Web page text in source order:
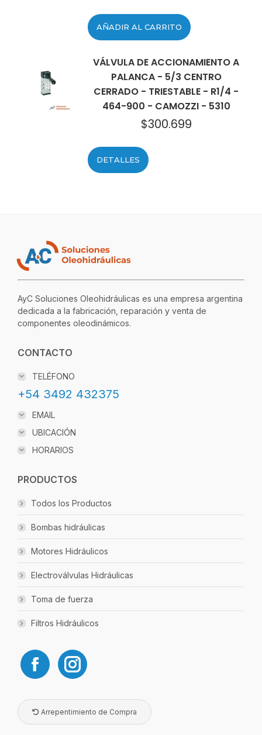
AÑADIR AL CARRITO
VÁLVULA DE ACCIONAMIENTO A
PALANCA - 5/3 CENTRO
CERRADO - TRIESTABLE - R1/4 -
464-900 - CAMOZZI - 5310
$300.699
DETALLES
AyC Soluciones Oleohidráulicas es una empresa argentina
dedicada a la fabricación, reparación y venta de
componentes oleodinámicos.
CONTACTO
TELÉFONO
+54 3492 432375
EMAIL
UBICACIÓN
HORARIOS
PRODUCTOS
Todos los Productos
Bombas hidráulicas
Motores Hidráulicos
Electroválvulas Hidráulicas
Toma de fuerza
Filtros Hidráulicos
Arrepentimiento de Compra